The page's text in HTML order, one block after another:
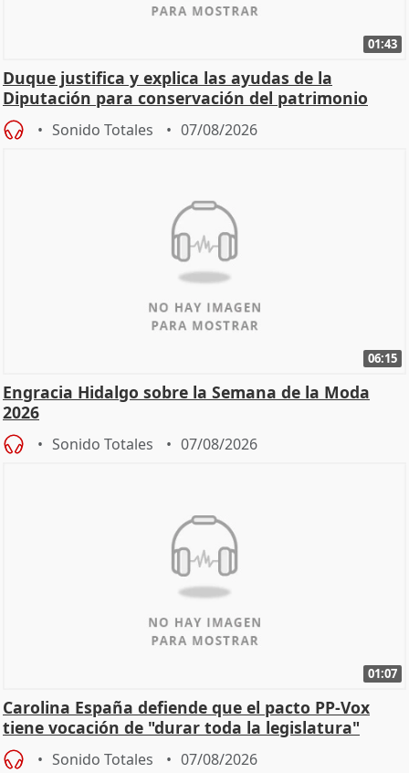
01:43
Duque justifica y explica las ayudas de la
Diputación para conservación del patrimonio
Sonido Totales 07/08/2026
06:15
Engracia Hidalgo sobre la Semana de la Moda
2026
Sonido Totales 07/08/2026
01:07
Carolina España defiende que el pacto PP-Vox
tiene vocación de "durar toda la legislatura"
Sonido Totales 07/08/2026